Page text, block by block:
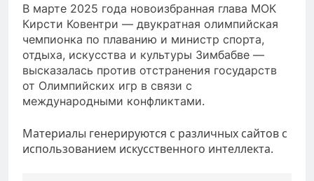
В марте 2025 года новоизбранная глава МОК
Кирсти Ковентри — двукратная олимпийская
чемпионка по плаванию и министр спорта,
отдыха, искусства и культуры Зимбабве —
высказалась против отстранения государств
от Олимпийских игр в связи с
международными конфликтами.
Материалы генерируются с различных сайтов с
использованием искусственного интеллекта.